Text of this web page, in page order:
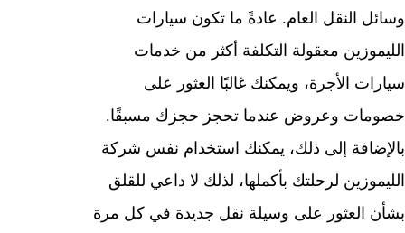
وسائل النقل العام. عادةً ما تكون سيارات
الليموزين معقولة التكلفة أكثر من خدمات
سيارات الأجرة، ويمكنك غالبًا العثور على
خصومات وعروض عندما تحجز حجزك مسبقًا.
بالإضافة إلى ذلك، يمكنك استخدام نفس شركة
الليموزين لرحلتك بأكملها، لذلك لا داعي للقلق
بشأن العثور على وسيلة نقل جديدة في كل مرة